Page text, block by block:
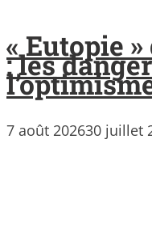
« Eutopie
: les
7 août 202630 juillet